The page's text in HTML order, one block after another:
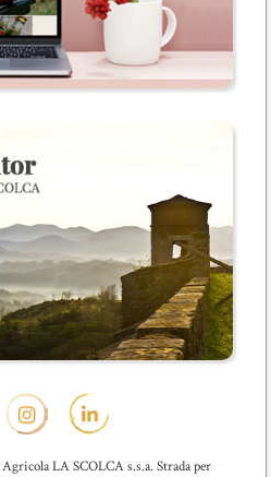
LA SCOLCA s.s.a. Strada per